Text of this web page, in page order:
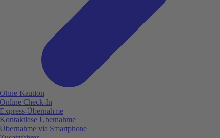
Ohne Kaution
Online Check-In
Express-Übernahme
Kontaktlose Übernahme
Übernahme via Smartphone